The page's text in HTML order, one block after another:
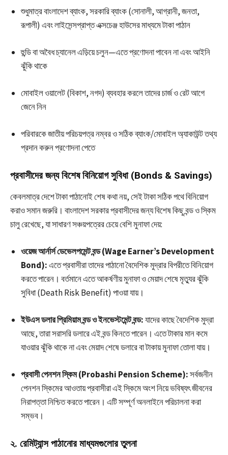
শুধুমাত্র বাংলাদেশ ব্যাংক, সরকারি ব্যাংক (সোনালী, আগ্রানী, জনতা,
রূপালী) এবং লাইসেন্সপ্রাপ্ত এক্সচেঞ্জ হাউসের মাধ্যমে টাকা পাঠান
হুন্ডি বা অবৈধ চ্যানেল এড়িয়ে চলুন—এতে প্রণোদনা পাবেন না এবং আইনি
ঝুঁকি থাকে
মোবাইল ওয়ালেট (বিকাশ, নগদ) ব্যবহার করলে তাদের চার্জ ও রেট আগে
জেনে নিন
পরিবারকে জাতীয় পরিচয়পত্র নম্বর ও সঠিক ব্যাংক/মোবাইল অ্যাকাউন্ট তথ্য
প্রদান করুন প্রণোদনা পেতে
প্রবাসীদের জন্য বিশেষ বিনিয়োগ সুবিধা (Bonds & Savings)
কেবলমাত্র দেশে টাকা পাঠানোই শেষ কথা নয়, সেই টাকা সঠিক পথে বিনিয়োগ
করাও সমান জরুরি। বাংলাদেশ সরকার প্রবাসীদের জন্য বিশেষ কিছু বন্ড ও স্কিম
চালু রেখেছে, যা সাধারণ সঞ্চয়পত্রের চেয়ে বেশি মুনাফা দেয়:
ওয়েজ আর্নার্স ডেভেলপমেন্ট বন্ড (Wage Earner’s Development
Bond):এতে প্রবাসীরা তাদের পাঠানো বৈদেশিক মুদ্রার বিপরীতে বিনিয়োগ
করতে পারেন। বর্তমানে এতে আকর্ষণীয় মুনাফা ও মেয়াদ শেষে মৃত্যুর ঝুঁকি
সুবিধা (Death Risk Benefit) পাওয়া যায়।
ইউএস ডলার প্রিমিয়াম বন্ড ও ইনভেস্টমেন্ট বন্ড:যাদের কাছে বৈদেশিক মুদ্রা
আছে, তারা সরাসরি ডলারে এই বন্ড কিনতে পারেন। এতে টাকার মান কমে
যাওয়ার ঝুঁকি থাকে না এবং মেয়াদ শেষে ডলারে বা টাকায় মুনাফা তোলা যায়।
প্রবাসী পেনশন স্কিম (Probashi Pension Scheme):সর্বজনীন
পেনশন স্কিমের আওতায় প্রবাসীরা এই স্কিমে অংশ নিয়ে ভবিষ্যৎ জীবনের
নিরাপত্তা নিশ্চিত করতে পারেন। এটি সম্পূর্ণ অনলাইনে পরিচালনা করা
সম্ভব।
২. রেমিট্যান্স পাঠানোর মাধ্যমগুলোর তুলনা